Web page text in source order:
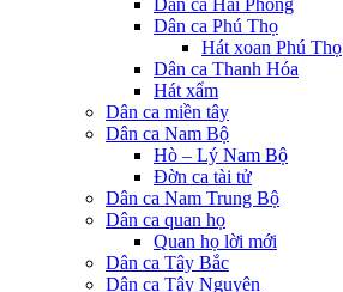
Dân ca Hải Phòng
Dân ca Phú Thọ
Hát xoan Phú Thọ
Dân ca Thanh Hóa
Hát xẩm
Dân ca miền tây
Dân ca Nam Bộ
Hò – Lý Nam Bộ
Đờn ca tài tử
Dân ca Nam Trung Bộ
Dân ca quan họ
Quan họ lời mới
Dân ca Tây Bắc
Dân ca Tây Nguyên